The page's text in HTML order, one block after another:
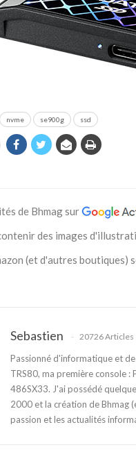
nvme se900g ssd
de Bhmag sur
des images
(et d'autres
Sebastien 20726 Articles
Passionné d'informatique et
TRS80, ma première console :
486SX33. J'ai possédé
2000 et la création de Bhmag
passion et les actualités